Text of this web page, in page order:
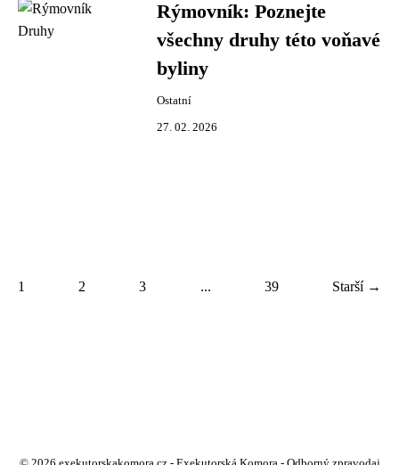
Rýmovník: Poznejte
všechny druhy této voňavé
byliny
Ostatní
27. 02. 2026
1 2 3 ... 39 Starší →